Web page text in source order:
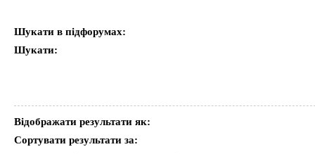
Шукати в підфорумах:
Шукати:
Відображати результати як:
Сортувати результати за: